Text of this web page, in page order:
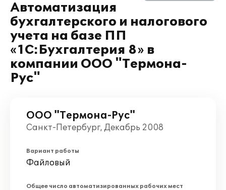
Автоматизация
бухгалтерского и налогового
учета на базе ПП
«1C:Бухгалтерия 8» в
компании ООО "Термона-
Рус"
ООО "Термона-Рус"
Санкт-Петербург, Декабрь 2008
Вариант работы
Файловый
Общее число автоматизированных рабочих мест